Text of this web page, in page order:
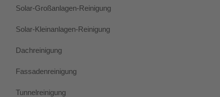
Solar-Großanlagen-Reinigung
Solar-Kleinanlagen-Reinigung
Dachreinigung
Fassadenreinigung
Tunnelreinigung